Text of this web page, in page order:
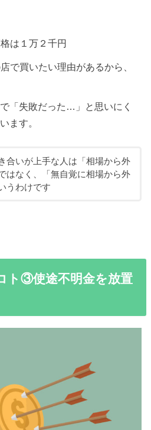
は１万２千円
で買いたい理由があるから、
「失敗だった…」と思いにく
ます。
合いが上手な人は「相場から外
はなく、「無自覚に相場から外
うわけです
ト③使途不明金を放置